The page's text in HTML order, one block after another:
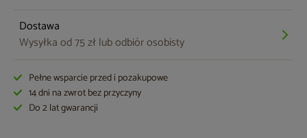
Dostawa
Wysyłka od 75 zł lub odbiór osobisty
Pełne wsparcie przed i pozakupowe
14 dni na zwrot bez przyczyny
Do 2 lat gwarancji